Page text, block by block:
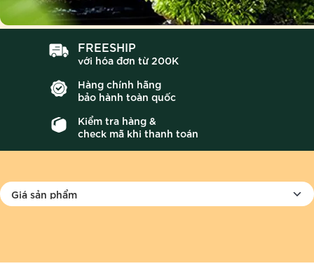
FREESHIP
với hóa đơn từ 200K
Hàng chính hãng
bảo hành toàn quốc
Kiểm tra hàng &
check mã khi thanh toán